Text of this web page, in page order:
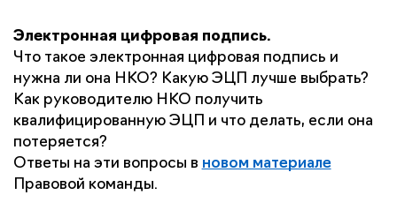
Электронная цифровая подпись.
Что такое электронная цифровая подпись и
нужна ли она НКО? Какую ЭЦП лучше выбрать?
Как руководителю НКО получить
квалифицированную ЭЦП и что делать, если она
потеряется?
Ответы на эти вопросы в новом материале
Правовой команды.